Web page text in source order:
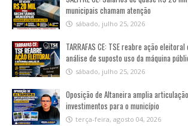
municipais chamam atenção
sábado, julho 25, 2026
TARRAFAS CE: TSE reabre ação
análise de suposto uso da máquina
sábado, julho 25, 2026
Oposição de Altaneira amplia
investimentos para o município
terça-feira, agosto 04, 2026